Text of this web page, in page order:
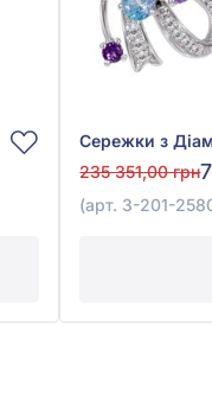
235 351,00 грн
(арт. 3-201-